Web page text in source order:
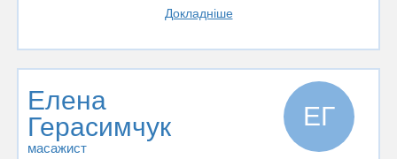
Докладніше
Елена
Герасимчук
масажист
ЕГ